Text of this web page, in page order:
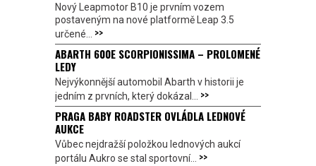
Nový Leapmotor B10 je prvním vozem
postaveným na nové platformě Leap 3.5
určené... >>
ABARTH 600E SCORPIONISSIMA – PROLOMENÉ
LEDY
Nejvýkonnější automobil Abarth v historii je
jedním z prvních, který dokázal... >>
PRAGA BABY ROADSTER OVLÁDLA LEDNOVÉ
AUKCE
Vůbec nejdražší položkou lednových aukcí
portálu Aukro se stal sportovní... >>